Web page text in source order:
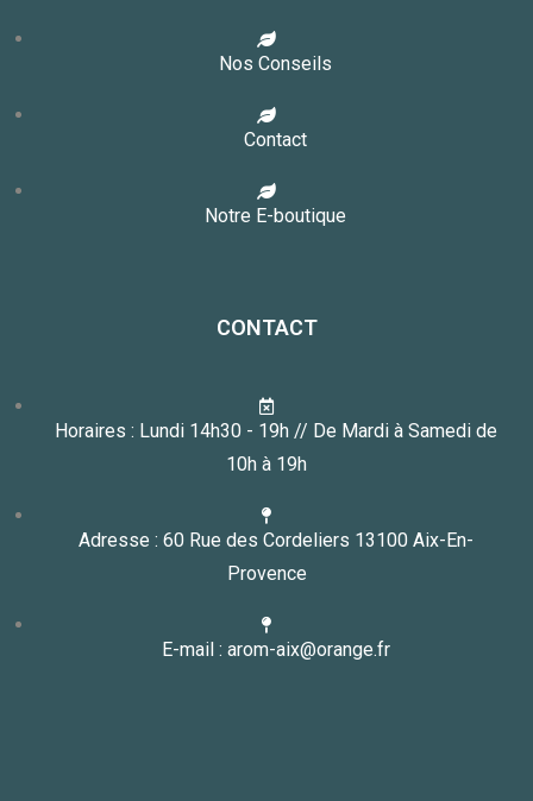
Nos Conseils
Contact
Notre E-boutique
CONTACT
Horaires : Lundi 14h30 - 19h // De Mardi à Samedi de
10h à 19h
Adresse : 60 Rue des Cordeliers 13100 Aix-En-
Provence
E-mail : arom-aix@orange.fr